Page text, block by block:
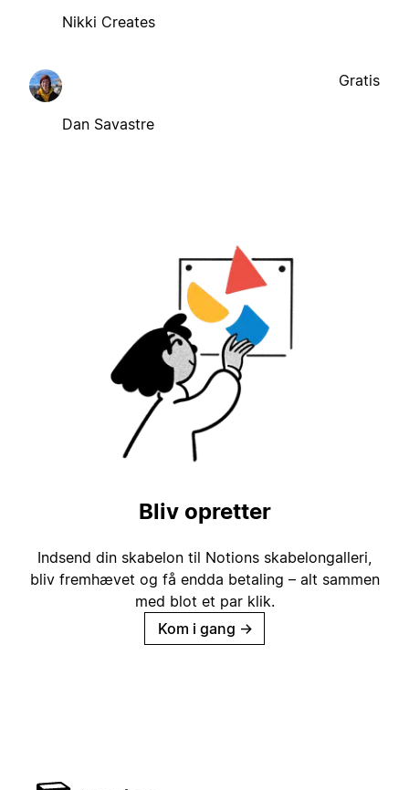
Nikki Creates
Dan Savastre
Gratis
Bliv opretter
Indsend din skabelon til Notions skabelongalleri,
bliv fremhævet og få endda betaling – alt sammen
med blot et par klik.
Kom i gang →